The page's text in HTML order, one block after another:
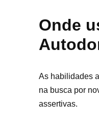
Onde
As habilidades
na busca por
assertivas.